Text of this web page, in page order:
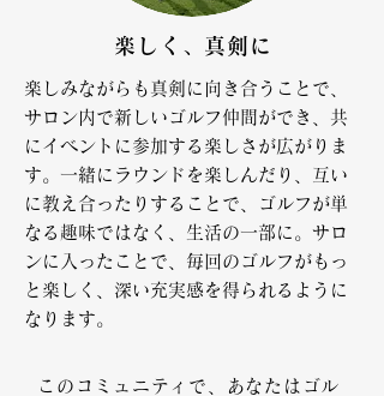
楽しく、真剣に
楽しみながらも真剣に向き合うことで、
サロン内で新しいゴルフ仲間ができ、共
にイベントに参加する楽しさが広がりま
す。一緒にラウンドを楽しんだり、互い
に教え合ったりすることで、ゴルフが単
なる趣味ではなく、生活の一部に。サロ
ンに入ったことで、毎回のゴルフがもっ
と楽しく、深い充実感を得られるように
なります。
このコミュニティで、あなたはゴル